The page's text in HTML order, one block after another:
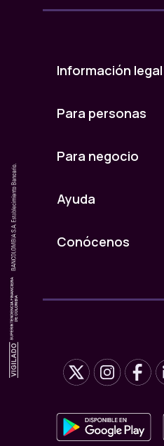
Información legal
Para personas
Para negocio
Ayuda
Conócenos